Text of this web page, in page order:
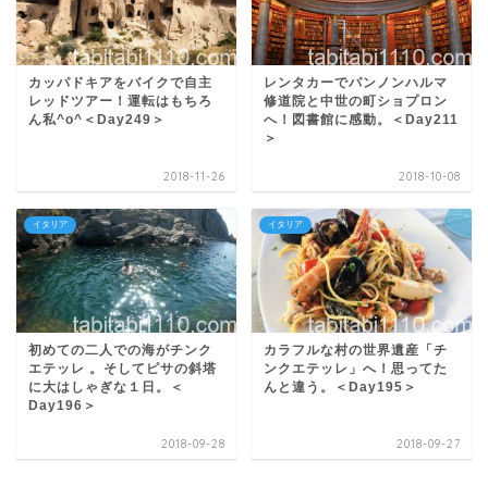
カッパドキアをバイクで自主
レッドツアー！運転はもちろ
ん私^o^＜Day249＞
2018-11-26
レンタカーでパンノンハルマ
修道院と中世の町ショプロン
へ！図書館に感動。＜Day211
＞
2018-10-08
イタリア
初めての二人での海がチンク
エテッレ 。そしてピサの斜塔
に大はしゃぎな１日。＜
Day196＞
2018-09-28
イタリア
カラフルな村の世界遺産「チ
ンクエテッレ」へ！思ってた
んと違う。＜Day195＞
2018-09-27